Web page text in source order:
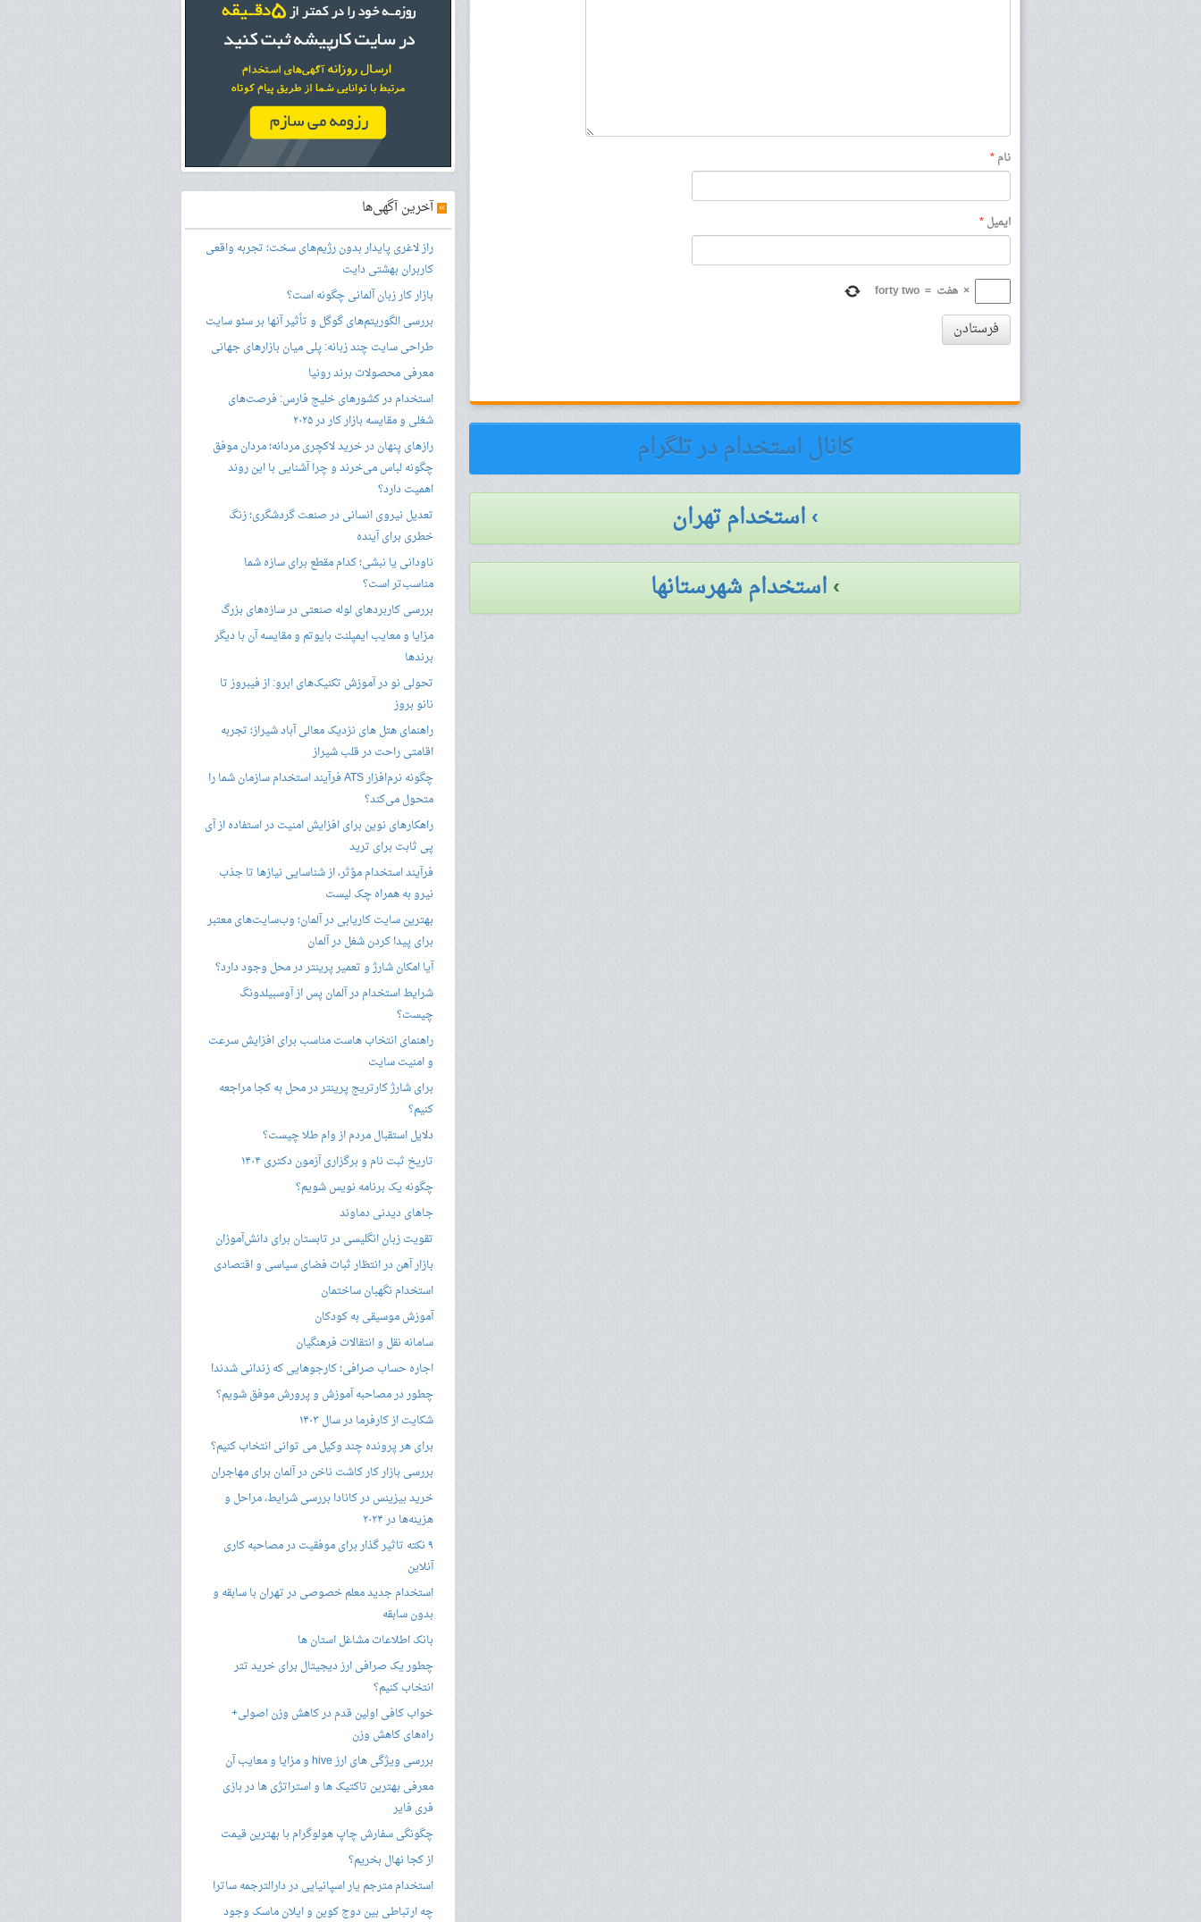
نام*
ایمیل*
× هفت =
forty two
فرستادن
کانال استخدام در تلگرام
› استخدام تهران
›استخدام شهرستانها
»آخرین آگهی‌ها
راز لاغری پایدار بدون رژیم‌های سخت؛ تجربه واقعی
کاربران بهشتی دایت
بازار کار زبان آلمانی چگونه است؟
بررسی الگوریتم‌های گوگل و تأثیر آنها بر سئو سایت
طراحی سایت چند زبانه: پلی میان بازارهای جهانی
معرفی محصولات برند رونیا
استخدام در کشورهای خلیج فارس: فرصت‌های
شغلی و مقایسه بازار کار در ۲۰۲۵
رازهای پنهان در خرید لاکچری مردانه؛ مردان موفق
چگونه لباس می‌خرند و چرا آشنایی با این روند
اهمیت دارد؟
تعدیل نیروی انسانی در صنعت گردشگری؛ زنگ
خطری برای آینده
ناودانی یا نبشی؛ کدام مقطع برای سازه شما
مناسب‌تر است؟
بررسی کاربردهای لوله صنعتی در سازه‌های بزرگ
مزایا و معایب ایمپلنت بایوتم و مقایسه آن با دیگر
برندها
تحولی نو در آموزش تکنیک‌های ابرو: از فیبروز تا
نانو بروز
راهنمای هتل های نزدیک معالی آباد شیراز؛ تجربه
اقامتی راحت در قلب شیراز
چگونه نرم‌افزار ATS فرآیند استخدام سازمان شما را
متحول می‌کند؟
راهکارهای نوین برای افزایش امنیت در استفاده از آی
پی ثابت برای ترید
فرآیند استخدام مؤثر، از شناسایی نیازها تا جذب
نیرو به همراه چک لیست
بهترین سایت کاریابی در آلمان؛ وب‌سایت‌های معتبر
برای پیدا کردن شغل در آلمان
آیا امکان شارژ و تعمیر پرینتر در محل وجود دارد؟
شرایط استخدام در آلمان پس از آوسبیلدونگ
چیست؟
راهنمای انتخاب هاست مناسب برای افزایش سرعت
و امنیت سایت
برای شارژ کارتریج پرینتر در محل به کجا مراجعه
کنیم؟
دلایل استقبال مردم از وام طلا چیست؟
تاریخ ثبت نام و برگزاری آزمون دکتری ۱۴۰۴
چگونه یک برنامه نویس شویم؟
جاهای دیدنی دماوند
تقویت زبان انگلیسی در تابستان برای دانش‌آموزان
بازار آهن در انتظار ثبات فضای سیاسی و اقتصادی
استخدام نگهبان ساختمان
آموزش موسیقی به کودکان
سامانه نقل و انتقالات فرهنگیان
اجاره حساب صرافی؛ کارجوهایی که زندانی شدند!
چطور در مصاحبه‌ آموزش و پرورش موفق شویم؟
شکایت از کارفرما در سال ۱۴۰۳
برای هر پرونده چند وکیل می توانی انتخاب کنیم؟
بررسی بازار کار کاشت ناخن در آلمان برای مهاجران
خرید بیزینس در کانادا بررسی شرایط، مراحل و
هزینه‌ها در ۲۰۲۴
۹ نکته تاثیر گذار برای موفقیت در مصاحبه کاری
آنلاین
استخدام جدید معلم خصوصی در تهران با سابقه و
بدون سابقه
بانک اطلاعات مشاغل استان ها
چطور یک صرافی ارز دیجیتال برای خرید تتر
انتخاب کنیم؟
خواب کافی اولین قدم در کاهش وزن اصولی+
راه‌های کاهش وزن
بررسی ویژگی های ارز hive و مزایا و معایب آن
معرفی بهترین تاکتیک ها و استراتژی ها در بازی
فری فایر
چگونگی سفارش چاپ هولوگرام با بهترین قیمت
از کجا نهال بخریم؟
استخدام مترجم یار اسپانیایی در دارالترجمه ساترا
چه ارتباطی بین دوج کوین و ایلان ماسک وجود